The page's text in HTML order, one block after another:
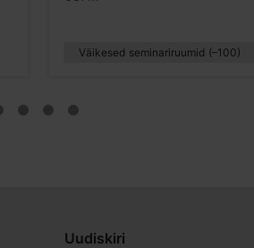
Väikesed seminariruumid (–100)
Uudiskiri